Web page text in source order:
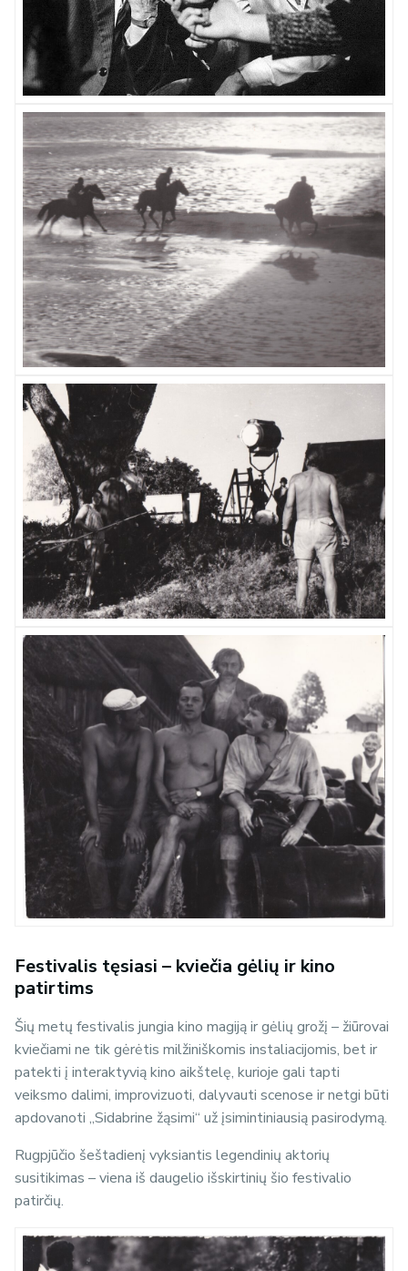
Festivalis tęsiasi – kviečia gėlių ir kino
patirtims
Šių metų festivalis jungia kino magiją ir gėlių grožį – žiūrovai
kviečiami ne tik gėrėtis milžiniškomis instaliacijomis, bet ir
patekti į interaktyvią kino aikštelę, kurioje gali tapti
veiksmo dalimi, improvizuoti, dalyvauti scenose ir netgi būti
apdovanoti „Sidabrine žąsimi“ už įsimintiniausią pasirodymą.
Rugpjūčio šeštadienį vyksiantis legendinių aktorių
susitikimas – viena iš daugelio išskirtinių šio festivalio
patirčių.